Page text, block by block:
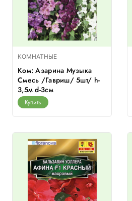
КОМНАТНЫЕ
Ком: Азарина Музыка
Смесь /Гавриш/ 5шт/ h-
3,5м d-3см
Купить